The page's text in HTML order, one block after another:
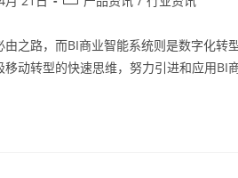
之路，而BI商业智能系统则是数字化
动转型的快速思维，努力引进和应用BI